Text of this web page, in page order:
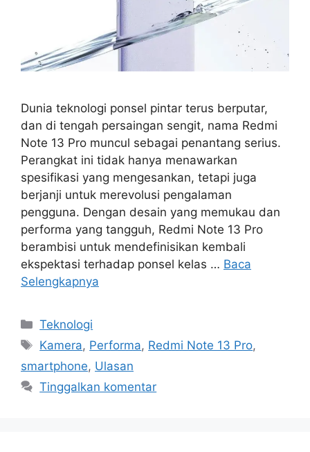
Dunia teknologi ponsel pintar terus berputar,
dan di tengah persaingan sengit, nama Redmi
Note 13 Pro muncul sebagai penantang serius.
Perangkat ini tidak hanya menawarkan
spesifikasi yang mengesankan, tetapi juga
berjanji untuk merevolusi pengalaman
pengguna. Dengan desain yang memukau dan
performa yang tangguh, Redmi Note 13 Pro
berambisi untuk mendefinisikan kembali
ekspektasi terhadap ponsel kelas … Baca
Selengkapnya
Kategori
Teknologi
Tag
Kamera, Performa, Redmi Note 13 Pro,
smartphone, Ulasan
Tinggalkan komentar